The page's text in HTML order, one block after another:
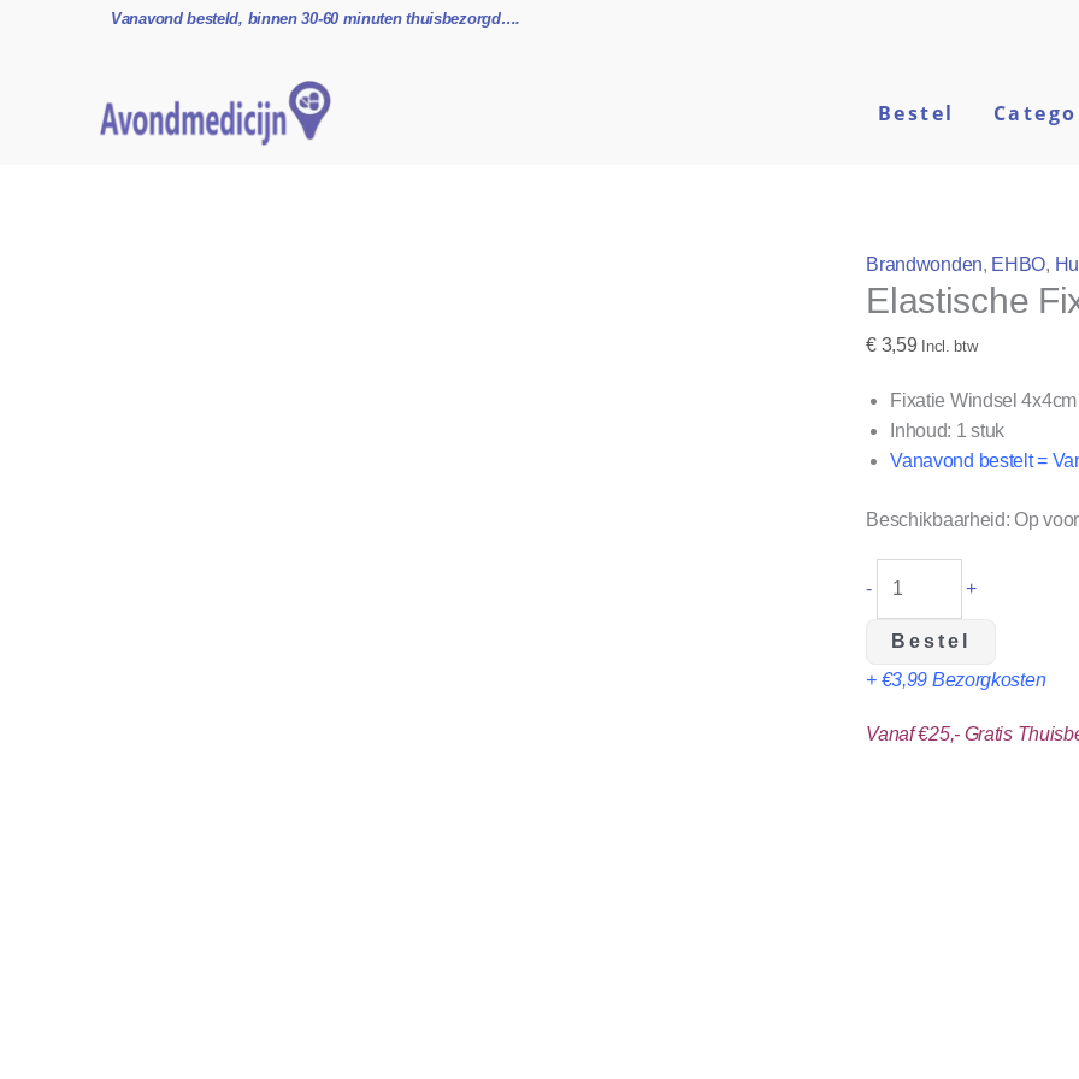
Vanavond besteld, binnen 30-60 minuten thuisbezorgd….
Bestel
Brandwonden, EHBO,
Elastische
€3,59 Incl. btw
Fixatie Windsel
Inhoud: 1 stuk
Vanavond bestelt =
Beschikbaarheid: Op
-
4x4cm
+
Bestel
+ €3,99 Bezorgkosten
Vanaf €25,- Gratis